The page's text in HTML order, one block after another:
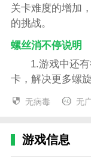
关卡难度的增加
的挑战。
螺丝消不停说明
1.游戏中还
卡，解决更多螺
2.游戏中还
3.参加排名
级别。排名越高
无病毒 无
游戏信息